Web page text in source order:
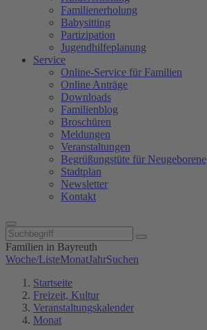
Familienerholung
Babysitting
Partizipation
Jugendhilfeplanung
Service
Online-Service für Familien
Online Anträge
Downloads
Familienblog
Broschüren
Meldungen
Veranstaltungen
Begrüßungstüte für Neugeborene
Stadtplan
Newsletter
Kontakt
Familien in Bayreuth
Woche/ListeMonatJahrSuchen
Startseite
Freizeit, Kultur
Veranstaltungskalender
Monat